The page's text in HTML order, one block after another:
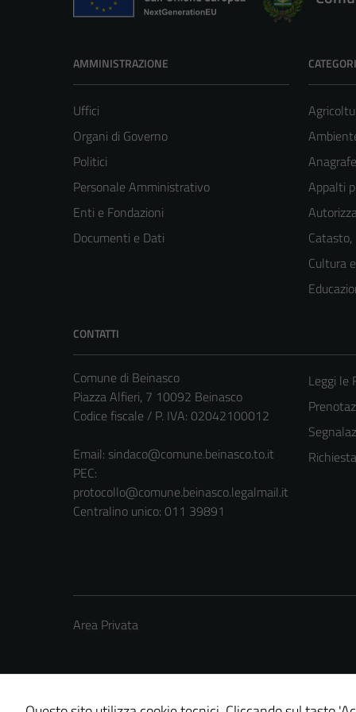
AMMINISTRAZIONE
Uffici
Organi di Governo
Politici
Personale Amministrativo
Enti e Fondazioni
Documenti e Dati
Appalti
Cultura
CONTATTI
Comune di Beinasco
Piazza Alfieri, 7 10092 Beinasco
Codice fiscale / P. IVA: 02042100012
Email: sindaco@comune.beinasco.to.it
PEC:
protocollo@comune.beinasco.legalmail.it
Centralino unico: 011 39891
Leggi le
Area Privata